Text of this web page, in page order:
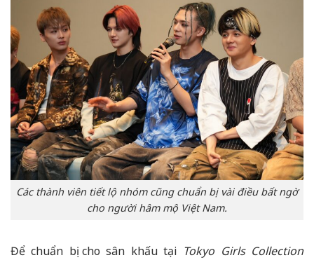
Các thành viên tiết lộ nhóm cũng chuẩn bị vài điều bất ngờ
cho người hâm mộ Việt Nam.
Để chuẩn bị cho sân khấu tại Tokyo Girls Collection